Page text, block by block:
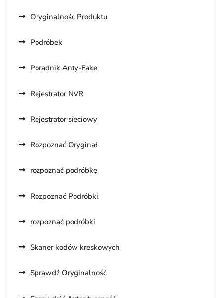
Oryginalność Produktu
Podróbek
Poradnik Anty-Fake
Rejestrator NVR
Rejestrator sieciowy
Rozpoznać Oryginał
rozpoznać podróbkę
Rozpoznać Podróbki
rozpoznać podróbki
Skaner kodów kreskowych
Sprawdź Oryginalność